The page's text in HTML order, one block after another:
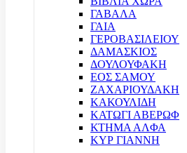
ΓΑΒΑΛΑ
ΓΑΙΑ
ΓΕΡΟΒΑΣΙΛΕΙΟΥ
ΔΑΜΑΣΚΙΟΣ
ΔΟΥΛΟΥΦΑΚΗ
ΕΟΣ ΣΑΜΟΥ
ΖΑΧΑΡΙΟΥΔΑΚΗ
ΚΑΚΟΥΛΙΔΗ
ΚΑΤΩΓΙ ΑΒΕΡΩΦ
ΚΤΗΜΑ ΑΛΦΑ
ΚΥΡ ΓΙΑΝΝΗ